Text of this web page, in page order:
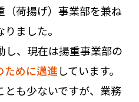
（荷揚げ）事業部を兼ね
ました。
し、現在は揚重事業部の
ために邁進しています。
も少ないですが、業務